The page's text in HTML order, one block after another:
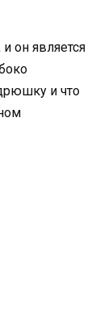
он является
и что